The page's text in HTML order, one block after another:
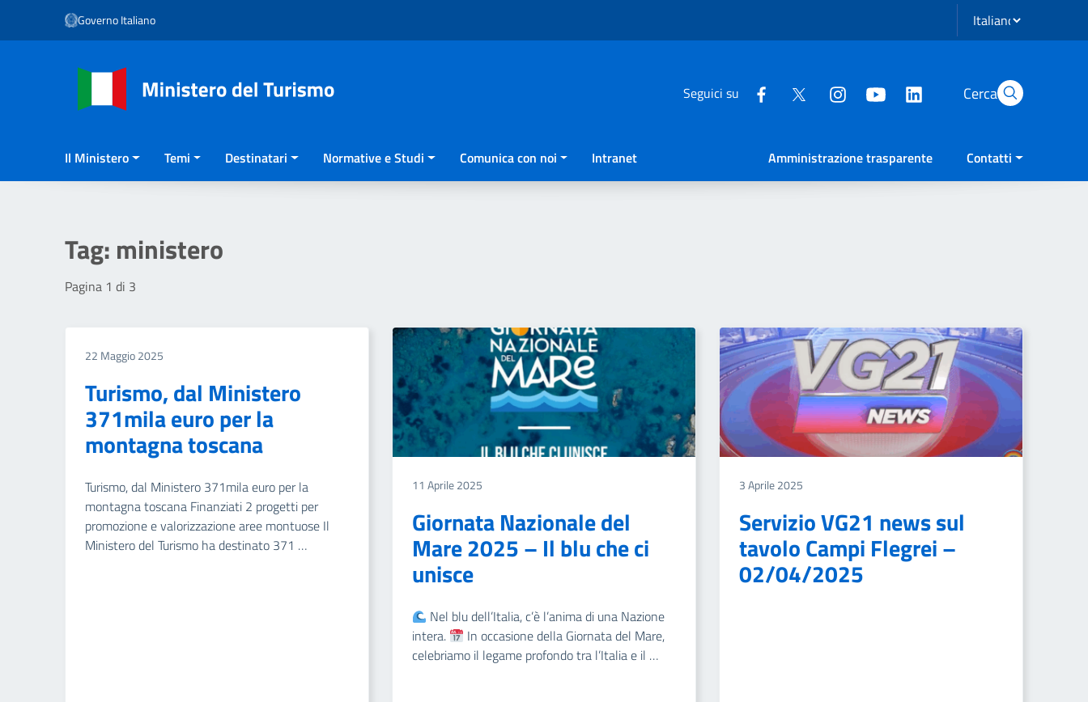
Vai ai contenuti
Vai al menu di navigazione
Governo Italiano Seleziona lingua
Seguici su Cerca
Il Ministero Temi Destinatari Normative e Studi Comunica con noi Intranet Amministrazione trasparente Contatti
Tag: ministero
Pagina 1 di 3
22 Maggio 2025
Turismo, dal Ministero
371mila euro per la
montagna toscana
Turismo, dal Ministero 371mila euro per la
montagna toscana Finanziati 2 progetti per
promozione e valorizzazione aree montuose Il
Ministero del Turismo ha destinato 371 …
11 Aprile 2025
Giornata Nazionale del
Mare 2025 – Il blu che ci
unisce
Nel blu dell’Italia, c’è l’anima di una Nazione
intera.
In occasione della Giornata del Mare,
celebriamo il legame profondo tra l’Italia e il …
3 Aprile 2025
Servizio VG21 news sul
tavolo Campi Flegrei –
02/04/2025